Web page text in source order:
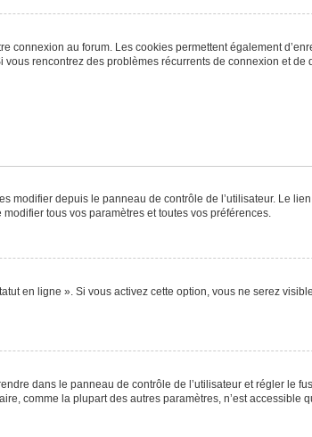
connexion au forum. Les cookies permettent également
rencontrez des problèmes récurrents de connexion et de
modifier depuis le panneau de contrôle de l’utilisateur. Le
tous vos paramètres et toutes vos préférences.
en ligne ». Si vous activez cette option, vous ne serez
dans le panneau de contrôle de l’utilisateur et régler le
comme la plupart des autres paramètres, n’est accessible